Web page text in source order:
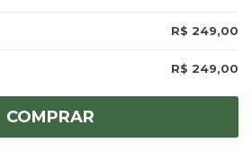
R$ 249,00
R$ 249,00
COMPRAR